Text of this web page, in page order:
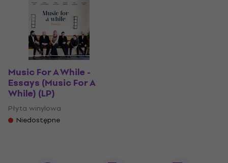
Music For A While -
Essays (Music For A
While) (LP)
Płyta winylowa
Niedostępne